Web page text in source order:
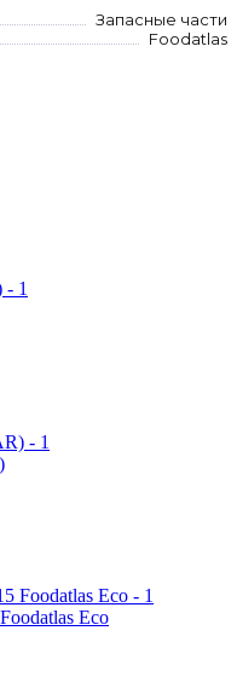
Запасные части
Foodatlas
Eco